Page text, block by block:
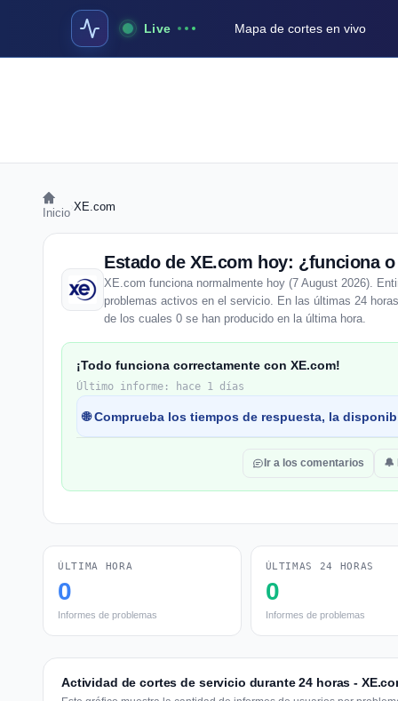
Live Mapa de cortes en vivo
Inicio XE.com
Estado de XE.com hoy: ¿funciona
XE.com funciona normalmente hoy (7 August 2026).
problemas activos en el servicio. En las últimas 24
de los cuales 0 se han producido en la última hora.
¡Todo funciona correctamente con XE.com!
Último informe: hace 1 días
🌐 Comprueba los tiempos de respuesta, la
Ir a los comentarios 🔔
ÚLTIMA HORA
0
Informes de problemas
ÚLTIMAS 24 HORAS
0
Informes de problemas
Actividad de cortes de servicio durante 24 horas -